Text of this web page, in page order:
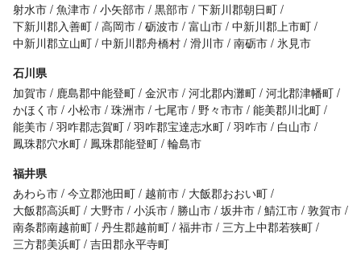
射水市 魚津市 小矢部市 黒部市 下新川郡朝日町
下新川郡入善町 高岡市 砺波市 富山市 中新川郡上市町
中新川郡立山町 中新川郡舟橋村 滑川市 南砺市 氷見市
石川県
加賀市
鹿島郡中能登町 金沢市 河北郡内灘町 河北郡津幡町
かほく市 小松市 珠洲市 七尾市 野々市市 能美郡川北町
能美市 羽咋郡志賀町 羽咋郡宝達志水町 羽咋市
白山市
鳳珠郡穴水町
鳳珠郡能登町 輪島市
福井県
あわら市 今立郡池田町 越前市
大飯郡おおい町
大飯郡高浜町
大野市 小浜市 勝山市 坂井市 鯖江市 敦賀市
南条郡南越前町 丹生郡越前町 福井市 三方上中郡若狭町
三方郡美浜町 吉田郡永平寺町